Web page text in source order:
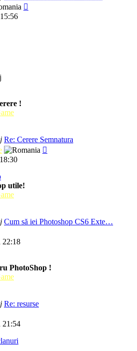
!
Re: Cerere Semnatura
utile!
Cum să iei Photoshop CS6 Exte…
22:18
PhotoShop !
Re: resurse
21:54